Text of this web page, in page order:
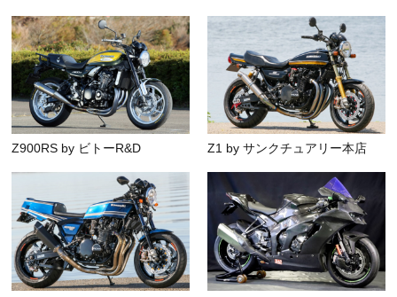
Z900RS by ビトーR&D Z1 by サンクチュアリー本店